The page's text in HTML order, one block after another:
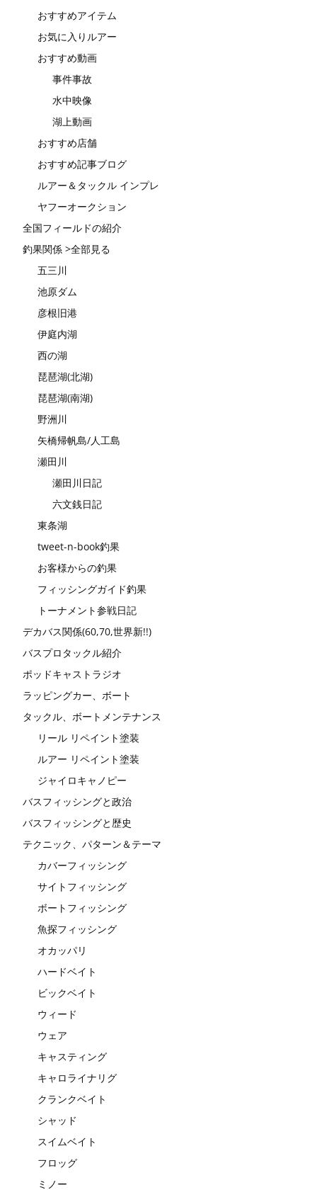
おすすめアイテム
お気に入りルアー
おすすめ動画
事件事故
水中映像
湖上動画
おすすめ店舗
おすすめ記事ブログ
ルアー＆タックル インプレ
ヤフーオークション
全国フィールドの紹介
釣果関係 >全部見る
五三川
池原ダム
彦根旧港
伊庭内湖
西の湖
琵琶湖(北湖)
琵琶湖(南湖)
野洲川
矢橋帰帆島/人工島
瀬田川
瀬田川日記
六文銭日記
東条湖
tweet-n-book釣果
お客様からの釣果
フィッシングガイド釣果
トーナメント参戦日記
デカバス関係(60,70,世界新!!)
バスプロタックル紹介
ポッドキャストラジオ
ラッピングカー、ボート
タックル、ボートメンテナンス
リール リペイント塗装
ルアー リペイント塗装
ジャイロキャノピー
バスフィッシングと政治
バスフィッシングと歴史
テクニック、パターン＆テーマ
カバーフィッシング
サイトフィッシング
ボートフィッシング
魚探フィッシング
オカッパリ
ハードベイト
ビックベイト
ウィード
ウェア
キャスティング
キャロライナリグ
クランクベイト
シャッド
スイムベイト
フロッグ
ミノー